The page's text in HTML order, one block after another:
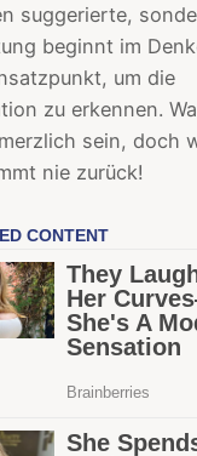
suggerierte,
beginnt im
um die
zu erkennen.
sein, doch
nie zurück!